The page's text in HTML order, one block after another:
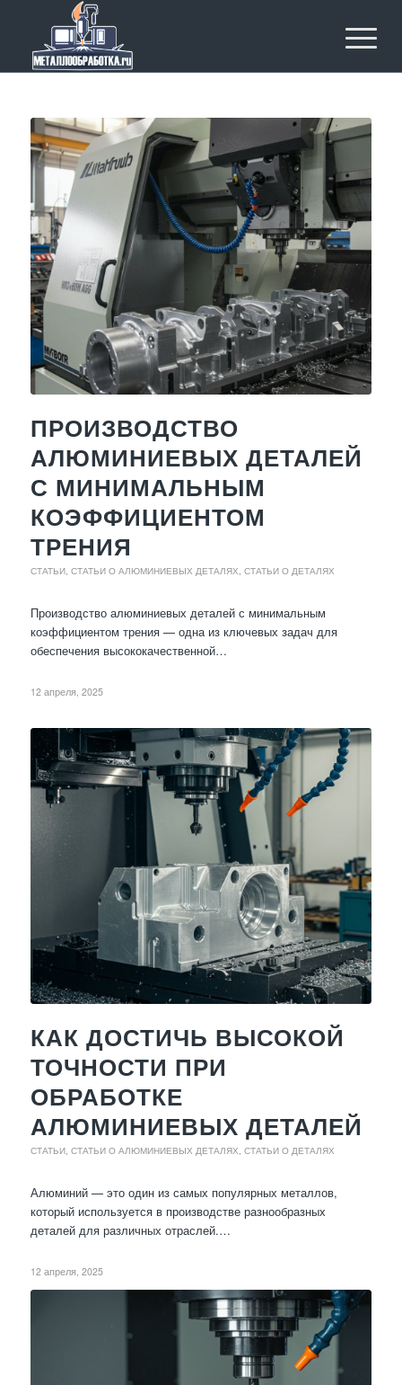
ПРОИЗВОДСТВО
АЛЮМИНИЕВЫХ ДЕТАЛЕЙ
С МИНИМАЛЬНЫМ
КОЭФФИЦИЕНТОМ
ТРЕНИЯ
СТАТЬИ, СТАТЬИ О АЛЮМИНИЕВЫХ ДЕТАЛЯХ СТАТЬИ О ДЕТАЛЯХ
Производство алюминиевых деталей с минимальным
коэффициентом трения — одна из ключевых задач для
обеспечения высококачественной…
12 апреля, 2025
КАК ДОСТИЧЬ ВЫСОКОЙ
ТОЧНОСТИ ПРИ
ОБРАБОТКЕ
АЛЮМИНИЕВЫХ ДЕТАЛЕЙ
СТАТЬИ, СТАТЬИ О АЛЮМИНИЕВЫХ ДЕТАЛЯХ, СТАТЬИ О ДЕТАЛЯХ
Алюминий — это один из самых популярных металлов,
который используется в производстве разнообразных
деталей для различных отраслей.…
12 апреля, 2025